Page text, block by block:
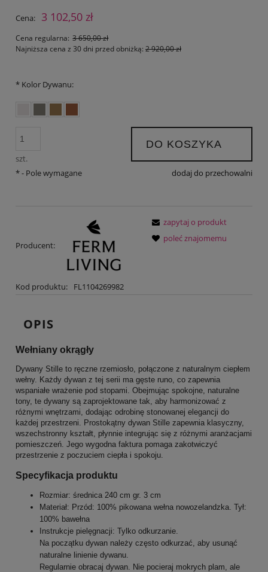
Cena: 3 102,50 zł
Cena regularna: 3 650,00 zł
Najniższa cena z 30 dni przed obniżką: 2 920,00 zł
* Kolor Dywanu:
szt.
DO KOSZYKA
dodaj do przechowalni
*- Pole wymagane
Producent:
Kod produktu: FL1104269982
zapytaj o produkt
poleć znajomemu
OPIS
Wełniany okrągły
Dywany Stille to ręczne rzemiosło, połączone z naturalnym ciepłem
wełny. Każdy dywan z tej serii ma gęste runo, co zapewnia
wspaniałe wrażenie pod stopami. Obejmując spokojne, naturalne
tony, te dywany są zaprojektowane tak, aby harmonizować z
różnymi wnętrzami, dodając odrobinę stonowanej elegancji do
każdej przestrzeni. Prostokątny dywan Stille zapewnia klasyczny,
wszechstronny kształt, płynnie integrując się z różnymi aranżacjami
pomieszczeń. Jego wygodna faktura pomaga zakotwiczyć
przestrzenie z poczuciem ciepła i spokoju.
Specyfikacja produktu
Rozmiar: średnica 240 cm gr. 3 cm
Materiał: Przód: 100% pikowana wełna nowozelandzka. Tył:
100% bawełna
Instrukcje pielęgnacji: Tylko odkurzanie.
Na początku dywan należy często odkurzać, aby usunąć
naturalne linienie dywanu.
Regularnie obracaj dywan. Nie pocieraj mokrych plam, ale